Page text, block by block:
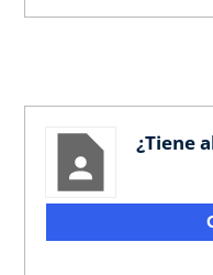
¿Tiene